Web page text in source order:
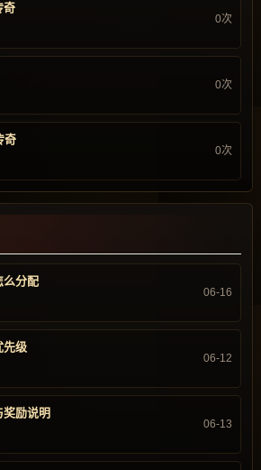
奇
0次
0次
奇
0次
么分配
06-16
先级
06-12
励说明
06-13